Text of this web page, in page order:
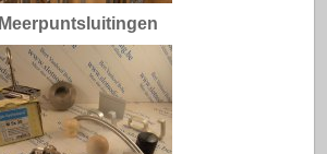
Meerpuntsluitingen